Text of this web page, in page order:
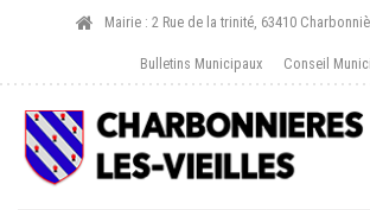
Mairie : 2 Rue de la trinité, 63410
Bulletins Municipaux Conseil